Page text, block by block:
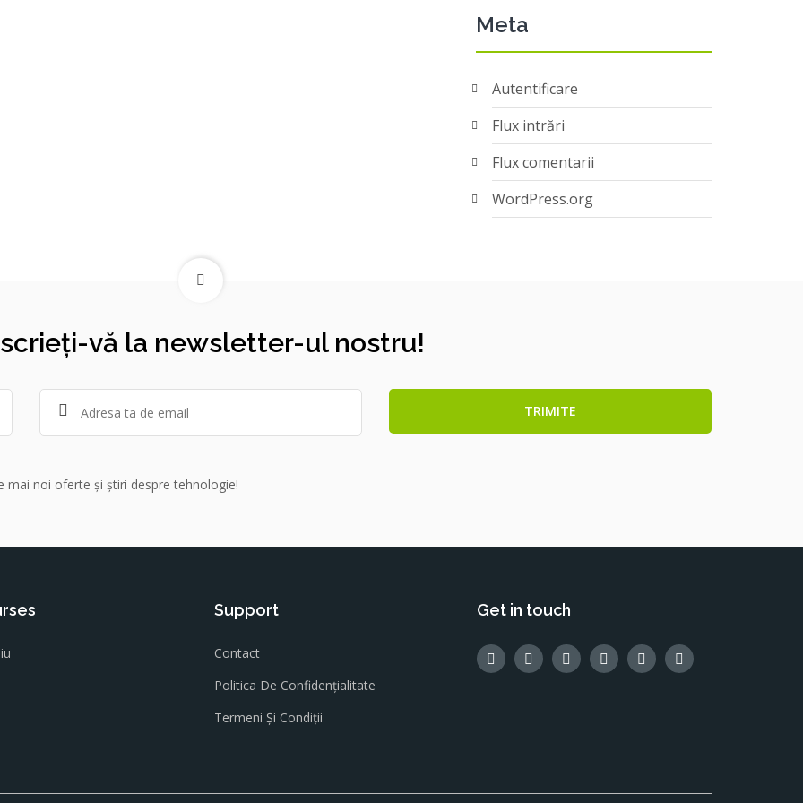
Meta
Autentificare
Flux intrări
Flux comentarii
WordPress.org
vă la newsletter-ul nostru!
mai noi oferte și știri despre tehnologie!
Support
Contact
Politica De Confidențialitate
Termeni Și Condiții
Get in touch